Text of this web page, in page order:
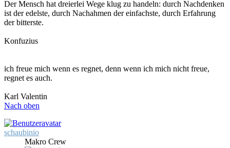
Der Mensch hat dreierlei Wege klug zu handeln: durch Nachdenken
ist der edelste, durch Nachahmen der einfachste, durch Erfahrung
der bitterste.
Konfuzius
ich freue mich wenn es regnet, denn wenn ich mich nicht freue,
regnet es auch.
Karl Valentin
Nach oben
schaubinio
Makro Crew